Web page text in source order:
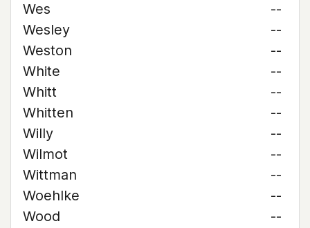
Wes
--
Wesley
--
Weston
--
White
--
Whitt
--
Whitten
--
Willy
--
Wilmot
--
Wittman
--
Woehlke
--
Wood
--